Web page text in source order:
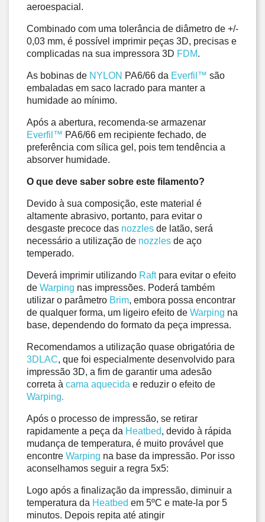
aeroespacial.
Combinado com uma tolerância de diâmetro de +/-
0,03 mm, é possível imprimir peças 3D, precisas e
complicadas na sua impressora 3D FDM.
As bobinas de NYLON PA6/66 da Everfil™ são
embaladas em saco lacrado para manter a
humidade ao mínimo.
Everfil™ PA6/66 em recipiente fechado, de
preferência com sílica gel, pois tem tendência a
absorver humidade.
O que deve saber sobre este filamento?
Devido à sua composição, este material é
altamente abrasivo, portanto, para evitar o
desgaste precoce das nozzles de latão, será
necessário a utilização de nozzles de aço
temperado.
Deverá imprimir utilizando Raft para evitar o efeito
de Warping nas impressões. Poderá também
utilizar o parâmetro Brim, embora possa encontrar
de qualquer forma, um ligeiro efeito de Warping na
base, dependendo do formato da peça impressa.
3DLAC, que foi especialmente desenvolvido para
impressão 3D, a fim de garantir uma adesão
correta à cama aquecida
Warping.
Após o processo de impressão, se retirar
rapidamente a peça da Heatbed, devido à rápida
mudança de temperatura, é muito provável que
encontre Warping na base da impressão. Por isso
aconselhamos seguir a regra 5x5:
Logo após a finalização da impressão, diminuir a
temperatura da Heatbed em 5ºC e mate-la por 5
minutos. Depois repita até atingir